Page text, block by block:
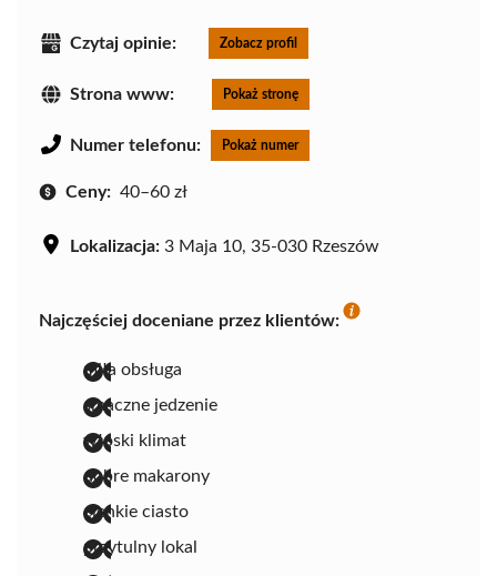
Czytaj opinie: Zobacz profil
Strona www: Pokaż stronę
Numer telefonu: Pokaż numer
Ceny: 40–60 zł
Lokalizacja: 3 Maja 10, 35-030 Rzeszów
Najczęściej doceniane przez klientów:
miła obsługa
smaczne jedzenie
włoski klimat
dobre makarony
cienkie ciasto
przytulny lokal